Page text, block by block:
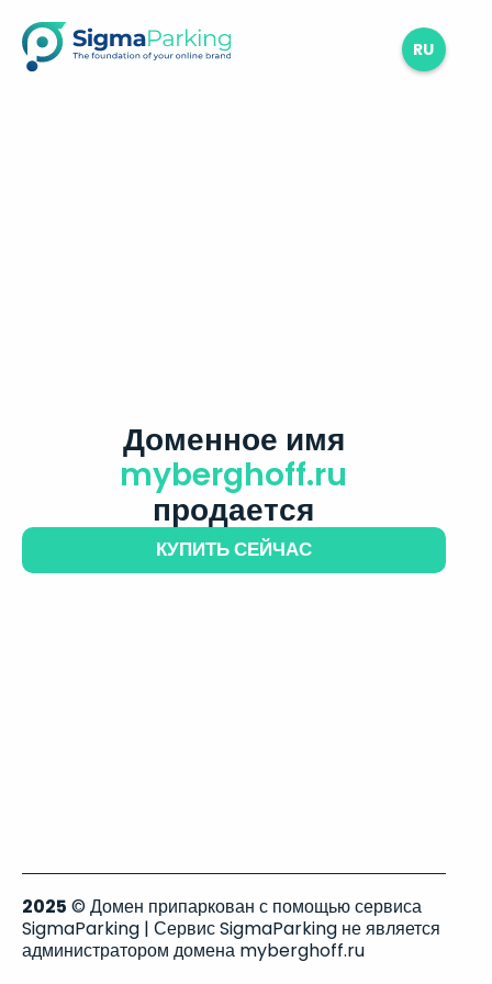
RU
Доменное имя
myberghoff.ru
продается
КУПИТЬ СЕЙЧАС
2025 © Домен припаркован с помощью сервиса
SigmaParking | Сервис SigmaParking не является
администратором домена myberghoff.ru